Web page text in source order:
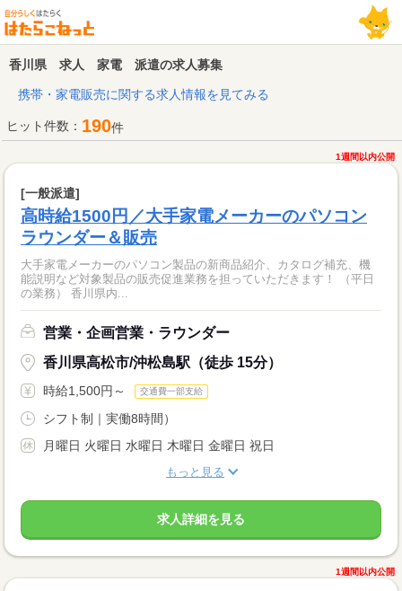
香川県 求人 家電 派遣の求人募集
携帯・家電販売に関する求人情報を見てみる
ヒット件数： 190件
1週間以内公開
[一般派遣]
高時給1500円／大手家電メーカーのパソコン
ラウンダー＆販売
大手家電メーカーのパソコン製品の新商品紹介、カタログ補充、機
能説明など対象製品の販売促進業務を担っていただきます！ （平日
の業務） 香川県内...
営業・企画営業・ラウンダー
香川県高松市/沖松島駅（徒歩 15分）
時給1,500円～ 交通費一部支給
シフト制｜実働8時間）
月曜日 火曜日 水曜日 木曜日 金曜日 祝日
もっと見る
求人詳細を見る
1週間以内公開